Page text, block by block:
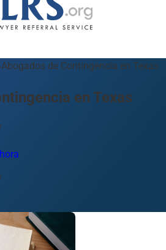
Envíe un Texto
Más de 50 temas
Abogados de Contingencia en Texas
en Texas